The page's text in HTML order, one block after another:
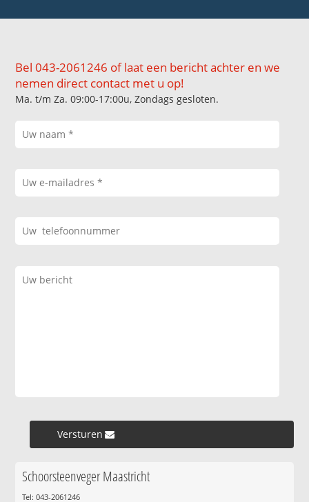
Bel 043-2061246 of laat een bericht achter en we
nemen direct contact met u op!
Ma. t/m Za. 09:00-17:00u, Zondags gesloten.
Versturen »
Schoorsteenveger Maastricht
Tel: 043-2061246